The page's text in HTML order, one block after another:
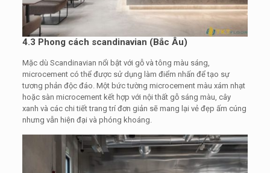
4.3 Phong cách scandinavian (Bắc Âu)
Mặc dù Scandinavian nổi bật với gỗ và tông màu sáng,
microcement có thể được sử dụng làm điểm nhấn để tạo sự
tương phản độc đáo. Một bức tường microcement màu xám nhạt
hoặc sàn microcement kết hợp với nội thất gỗ sáng màu, cây
xanh và các chi tiết trang trí đơn giản sẽ mang lại vẻ đẹp ấm cúng
nhưng vẫn hiện đại và phóng khoáng.